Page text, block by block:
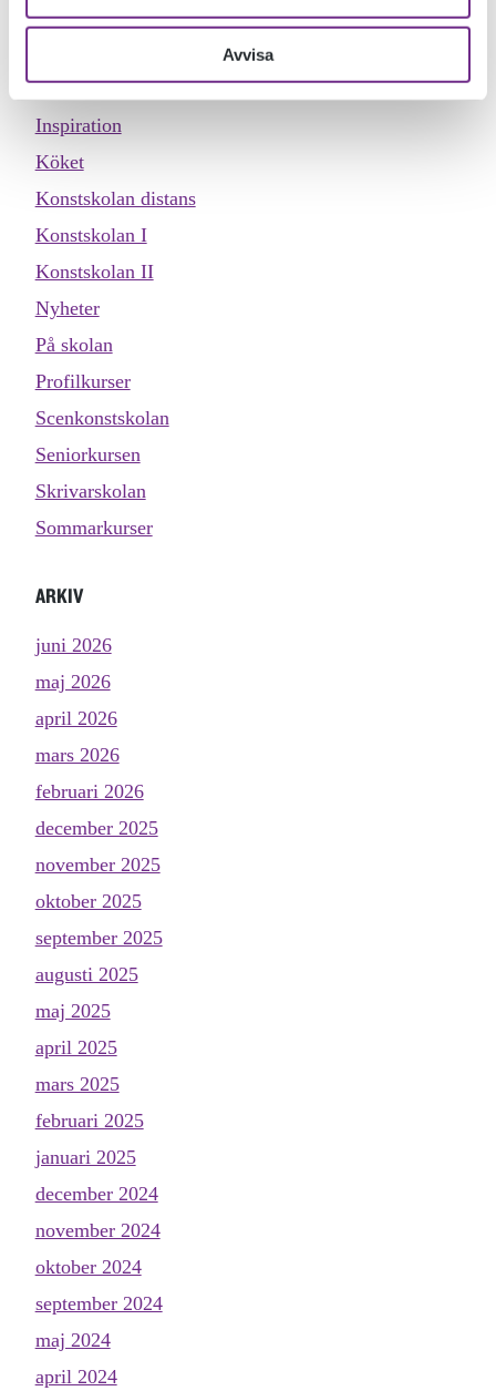
Avvisa
Dokumentärfilmskolan
Dokumentärfilmskolan distans
Evenemang
Inspiration
Köket
Konstskolan distans
Konstskolan I
Konstskolan II
Nyheter
På skolan
Profilkurser
Scenkonstskolan
Seniorkursen
Skrivarskolan
Sommarkurser
ARKIV
juni 2026
maj 2026
april 2026
mars 2026
februari 2026
december 2025
november 2025
oktober 2025
september 2025
augusti 2025
maj 2025
april 2025
mars 2025
februari 2025
januari 2025
december 2024
november 2024
oktober 2024
september 2024
maj 2024
april 2024